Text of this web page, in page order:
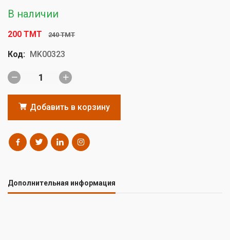
В наличии
200 TMT 240 TMT
Код: MK00323
Добавить в корзину
Дополнительная информация